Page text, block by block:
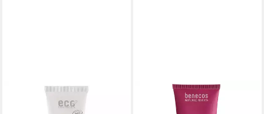
ECO COSMETICS
Handcreme Body -
BENECOS
Handcreme Natural Basics